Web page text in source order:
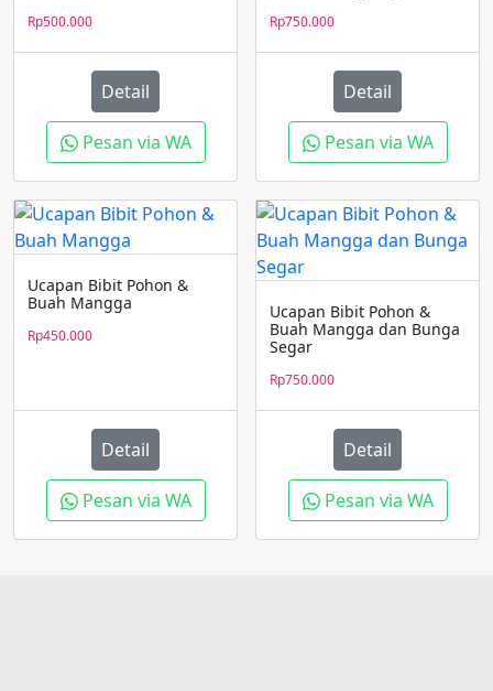
Rp500.000
Detail
Pesan via WA
Rp750.000
Detail
Pesan via WA
Ucapan Bibit Pohon &
Buah Mangga
Rp450.000
Detail
Pesan via WA
Ucapan Bibit Pohon &
Buah Mangga dan Bunga
Segar
Rp750.000
Detail
Pesan via WA